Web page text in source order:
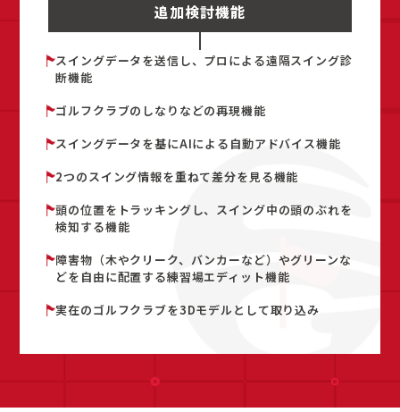
追加検討機能
スイングデータを送信し、プロによる遠隔スイング診
断機能
ゴルフクラブのしなりなどの再現機能
スイングデータを基にAIによる自動アドバイス機能
2つのスイング情報を重ねて差分を見る機能
頭の位置をトラッキングし、スイング中の頭のぶれを
検知する機能
障害物（木やクリーク、バンカーなど）やグリーンな
どを自由に配置する練習場エディット機能
実在のゴルフクラブを3Dモデルとして取り込み